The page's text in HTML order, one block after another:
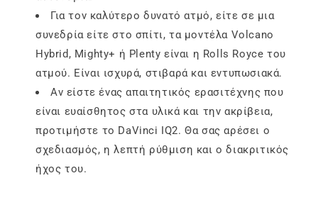
Για τον καλύτερο δυνατό ατμό, είτε σε μια
συνεδρία είτε στο σπίτι, τα μοντέλα Volcano
Hybrid, Mighty+ ή Plenty είναι η Rolls Royce του
ατμού. Είναι ισχυρά, στιβαρά και εντυπωσιακά.
Αν είστε ένας απαιτητικός ερασιτέχνης που
είναι ευαίσθητος στα υλικά και την ακρίβεια,
προτιμήστε το DaVinci IQ2. Θα σας αρέσει ο
σχεδιασμός, η λεπτή ρύθμιση και ο διακριτικός
ήχος του.